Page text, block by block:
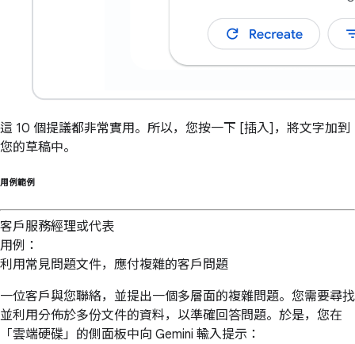
這 10 個提議都非常實用。所以，您按一下 [插入]，將文字加到
您的草稿中。
用例範例
客戶服務經理或代表
用例：
利用常見問題文件，應付複雜的客戶問題
一位客戶與您聯絡，並提出一個多層面的複雜問題。您需要尋找
並利用分佈於多份文件的資料，以準確回答問題。於是，您在
「雲端硬碟」的側面板中向 Gemini 輸入提示：